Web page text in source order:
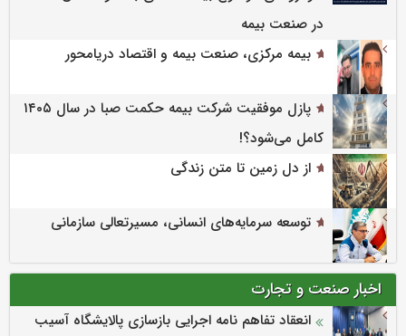
در صنعت بیمه
بیمه مرکزی، صنعت بیمه و اقتصاد دریامحور
پازل موفقیت شرکت بیمه حکمت صبا در سال ۱۴۰۵
کامل می‌شود؟!
از دل زمین تا متن زندگی
توسعه سرمایه‌های انسانی، مسیرتعالی سازمانی
اخبار صنعت و تجارت
انعقاد تفاهم نامه اجرایی بازسازی پالایشگاه آسیب